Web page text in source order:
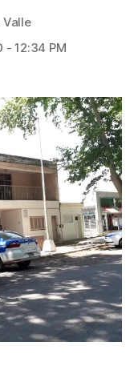
Valle
- 12:34 PM